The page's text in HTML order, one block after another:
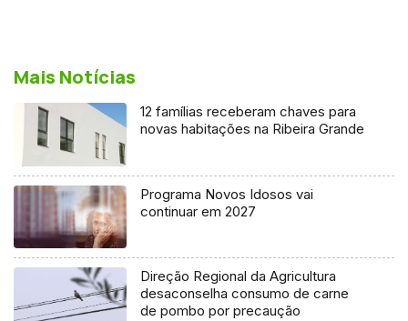
Mais Notícias
12 famílias receberam chaves para
novas habitações na Ribeira Grande
Programa Novos Idosos vai
continuar em 2027
Direção Regional da Agricultura
desaconselha consumo de carne
de pombo por precaução